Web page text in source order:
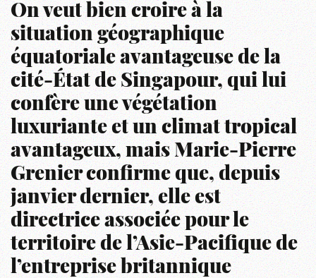
On veut bien croire à la
situation géographique
équatoriale avantageuse de la
cité-État de Singapour, qui lui
confère une végétation
luxuriante et un climat tropical
avantageux, mais Marie-Pierre
Grenier confirme que, depuis
janvier dernier, elle est
directrice associée pour le
territoire de l’Asie-Pacifique de
l’entreprise britannique